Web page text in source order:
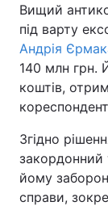
Вищий
під варту
Андрія
140 млн грн.
коштів,
Згідно
закордонний
йому
справи,